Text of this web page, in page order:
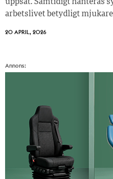
uppsåt. Samtidigt hanteras
arbetslivet betydligt
20 APRIL, 2026
Annons: